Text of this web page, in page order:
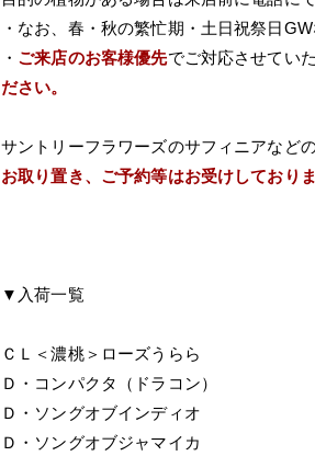
・なお、春・秋の繁忙期・土日祝祭日
・ ご来店のお客様優先でご対応させてい
ださい。
サントリーフラワーズのサフィニアなど
お取り置き、ご予約等はお受けしており
▼入荷一覧
ＣＬ＜濃桃＞ローズうらら
Ｄ・コンパクタ（ドラコン）
Ｄ・ソングオブインディオ
Ｄ・ソングオブジャマイカ